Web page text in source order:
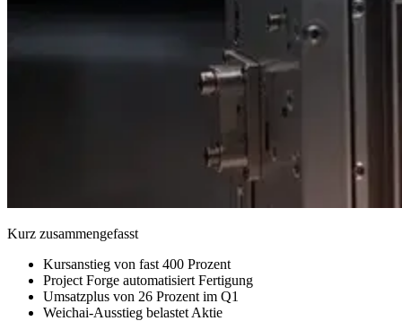
Kurz zusammengefasst
Kursanstieg von fast 400 Prozent
Project Forge automatisiert Fertigung
Umsatzplus von 26 Prozent im Q1
Weichai-Ausstieg belastet Aktie